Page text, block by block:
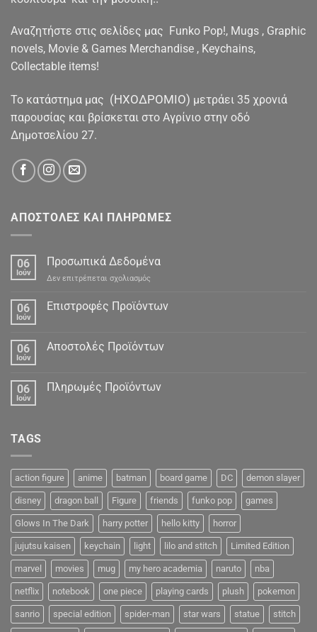
Αναζητήστε στις σελίδες μας Funko Pop!, Mugs , Graphic
novels, Movie & Games Merchandise , Keychains,
Collectable items!
To κατάστημα μας (ΗΧΟΔΡΟΜΙΟ) μετράει 35 χρονιά
παρουσίας και βρίσκεται στο Αγρίνιο στην οδό
Δημοτσελίου 27.
ΑΠΟΣΤΟΛΕΣ ΚΑΙ ΠΛΗΡΩΜΕΣ
06
Ιούν
Προσωπικά Δεδομένα
Δεν επιτρέπεται σχολιασμός
Δεδομένα
06
Ιούν
Επιστροφές Προϊόντων
06
Ιούν
Αποστολές Προϊόντων
06
Ιούν
Πληρωμές Προϊόντων
TAGS
action figure anime batman board game DC demon slayer
disney dragon ball Figure friends funko pop games
Glows In The Dark harry potter hello kitty horror
jujutsu kaisen keychain light lilo and stitch Limited Edition
marvel movies mug my hero academia naruto nba
netflix notebook one piece playing cards plush pokemon
sanrio special edition spider-man star wars statue stitch